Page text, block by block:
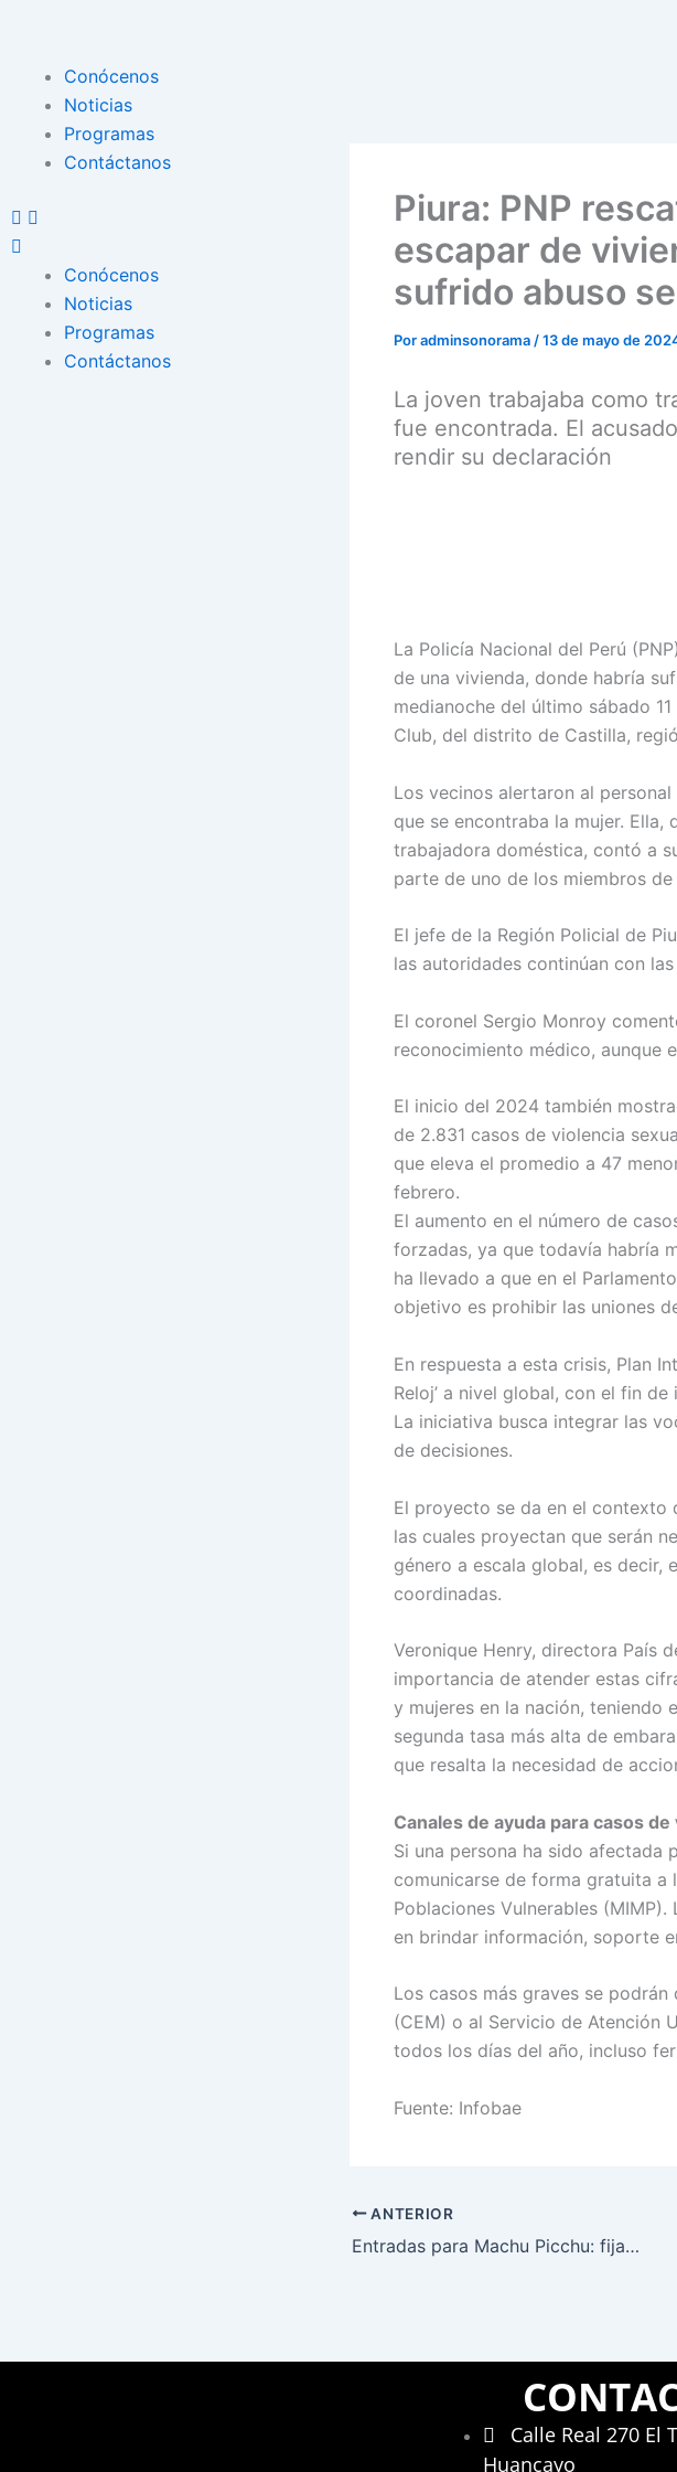
contenidoConócenos
Noticias
Programas
Contáctanos
Menu
Conócenos
Noticias
Programas
Contáctanos
Piura: PNP
escapar de
sufrido abuso
Poradminsonorama /13 de mayo de
La joven trabajaba como
fue encontrada. El
rendir su declaración
La Policía Nacional del Perú
de una vivienda, donde habría
medianoche del último sábado
Club, del distrito de Castilla,
Los vecinos alertaron al
que se encontraba la mujer. Ella,
trabajadora doméstica, contó a
parte de uno de los miembros
El jefe de la Región Policial de
las autoridades continúan con
El coronel Sergio Monroy
reconocimiento médico, aunque
El inicio del 2024 también
de 2.831 casos de violencia
que eleva el promedio a 47
febrero.
El aumento en el número de
forzadas, ya que todavía habría
ha llevado a que en el
objetivo es prohibir las uniones
En respuesta a esta crisis, Plan
Reloj’ a nivel global, con el fin
La iniciativa busca integrar las
de decisiones.
El proyecto se da en el contexto
las cuales proyectan que serán
género a escala global, es decir,
coordinadas.
Veronique Henry, directora País
importancia de atender estas
y mujeres en la nación, teniendo
segunda tasa más alta de
que resalta la necesidad de
Canales de ayuda para casos
Si una persona ha sido afectada
comunicarse de forma gratuita a
Poblaciones Vulnerables
en brindar información, soporte
Los casos más graves se
(CEM) o al Servicio de Atención
todos los días del año, incluso
Fuente: Infobae
ANTERIOR
Entradas para Machu Picchu: fijan un aforo diario de 5600 visitantes para este año
Calle Real 270 El
Huancayo